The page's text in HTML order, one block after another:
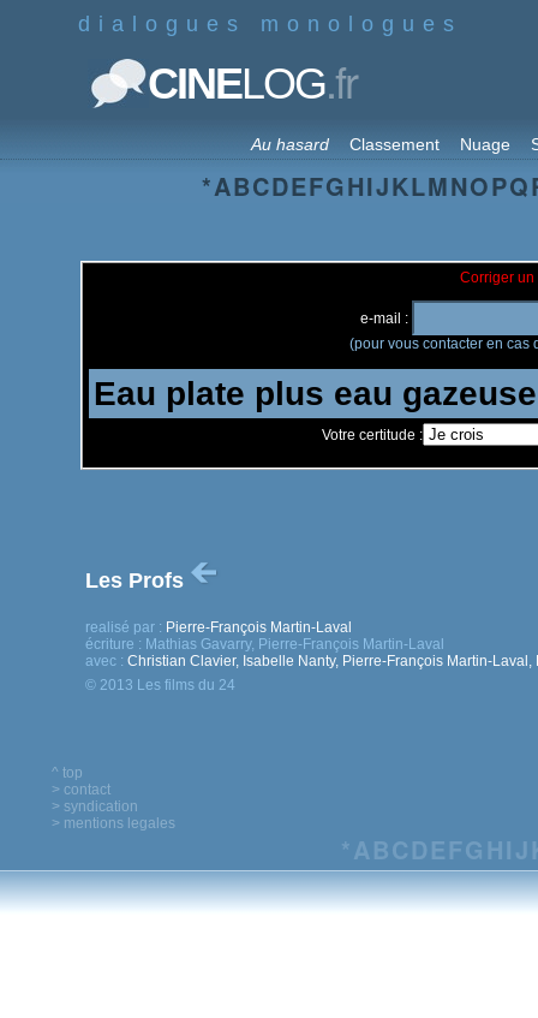
dialogues monologues
CINELOG.fr
Au hasard Classement Nuage
*ABCDEFGHIJKLMNOPQ
Corriger un
e-mail :
(pour vous contacter en cas
Votre certitude :
Les Profs
realisé par : Pierre-François Martin-Laval
écriture : Mathias Gavarry, Pierre-François Martin-Laval
avec : Christian Clavier, Isabelle Nanty, Pierre-François Martin-Laval,
© 2013 Les films du 24
^ top
> contact
> syndication
> mentions legales
*ABCDEFG HIJ